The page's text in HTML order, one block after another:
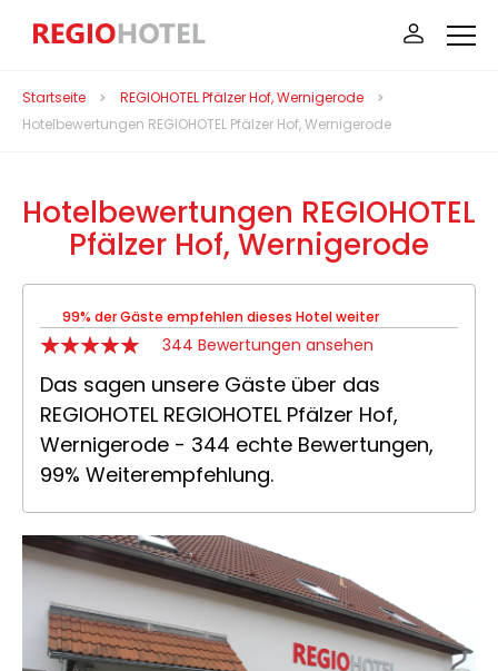
Startseite
REGIOHOTEL Pfälzer Hof, Wernigerode
Hotelbewertungen REGIOHOTEL Pfälzer Hof, Wernigerode
Hotelbewertungen REGIOHOTEL
Pfälzer Hof, Wernigerode
99% der Gäste empfehlen dieses Hotel weiter
344 Bewertungen ansehen
Das sagen unsere Gäste über das
REGIOHOTEL REGIOHOTEL Pfälzer Hof,
Wernigerode - 344 echte Bewertungen,
99% Weiterempfehlung.